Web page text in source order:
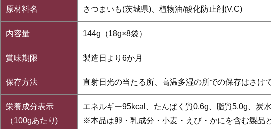
原材料名 さつまいも(茨城県)、植物油/酸化防止剤(V.C)
内容量 144g（18g×8袋）
賞味期限 製造日より6か月
保存方法 直射日光の当たる所、高温多湿の所での保存はさけ
栄養成分表示
（100gあたり)
エネルギー95kcal、たんぱく質0.6g、脂質5.0g、
※本品は卵・乳成分・小麦・えび・かにを含む製品